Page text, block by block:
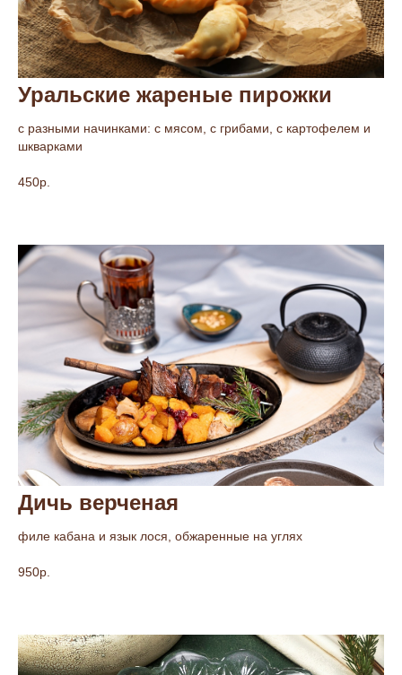
Уральские жареные пирожки
с разными начинками: с мясом, с грибами, с картофелем и
шкварками
450р.
Дичь верченая
филе кабана и язык лося, обжаренные на углях
950р.